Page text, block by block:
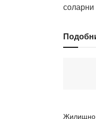
соларни
Жилищно